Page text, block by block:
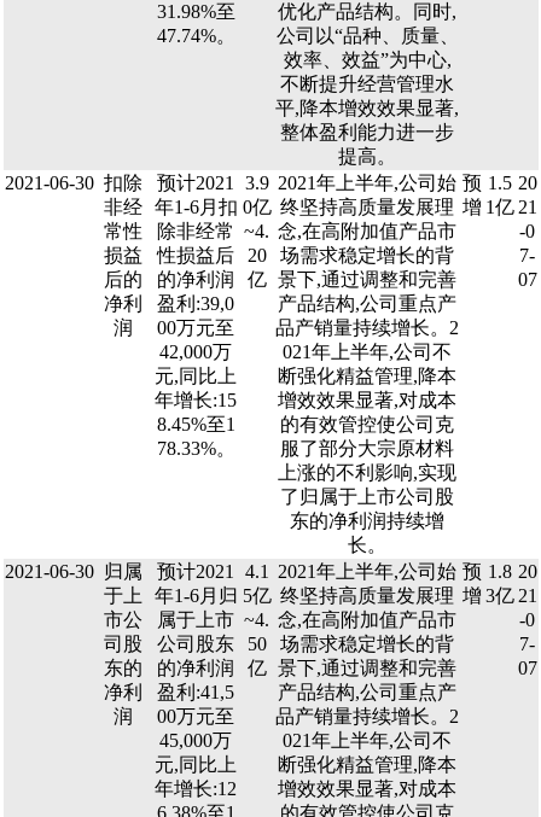
31.98%至
47.74%。
优化产品结构。同时,
公司以“品种、质量、
效率、效益”为中心,
不断提升经营管理水
平,降本增效效果显著,
整体盈利能力进一步
提高。
2021-06-30 扣除
非经
常性
损益
后的
净利
润
预计2021
年1-6月扣
除非经常
性损益后
的净利润
盈利:39,0
00万元至
42,000万
元,同比上
年增长:15
8.45%至1
78.33%。
3.9
0亿
~4.
20
亿
2021年上半年,公司始
终坚持高质量发展理
念,在高附加值产品市
场需求稳定增长的背
景下,通过调整和完善
产品结构,公司重点产
品产销量持续增长。2
021年上半年,公司不
断强化精益管理,降本
增效效果显著,对成本
的有效管控使公司克
服了部分大宗原材料
上涨的不利影响,实现
了归属于上市公司股
东的净利润持续增
长。
预
增
1.5
1亿
20
21
-0
7-
07
2021-06-30 归属
于上
市公
司股
东的
净利
润
预计2021
年1-6月归
属于上市
公司股东
的净利润
盈利:41,5
00万元至
45,000万
元,同比上
年增长:12
6.38%至1
4.1
5亿
~4.
50
亿
2021年上半年,公司始
终坚持高质量发展理
念,在高附加值产品市
场需求稳定增长的背
景下,通过调整和完善
产品结构,公司重点产
品产销量持续增长。2
021年上半年,公司不
断强化精益管理,降本
增效效果显著,对成本
的有效管控使公司克
预
增
1.8
3亿
20
21
-0
7-
07